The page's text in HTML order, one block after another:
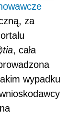
za
, cała
wypadku